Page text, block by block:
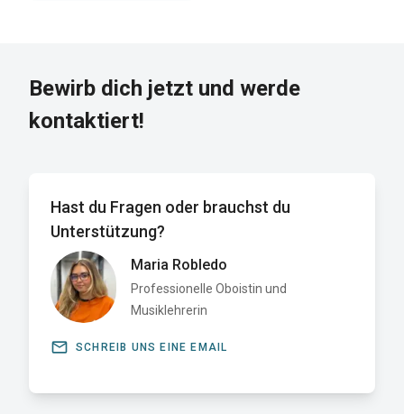
Bewirb dich jetzt und werde
kontaktiert!
Hast du Fragen oder brauchst du
Unterstützung?
Maria Robledo
Professionelle Oboistin und
Musiklehrerin
email SCHREIB UNS EINE EMAIL